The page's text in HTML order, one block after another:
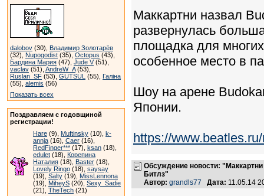
dalobov (30), Владимир Золотарёв
(32), Nupogodist (35), Octopus (43),
Бардина Мария (47), Jude V(51),
vaclav (51), AndreW_A(53),
Ruslan_SF (53), GUTSUL (55), Галіна
(55), alemis (56)
Показать всех
Поздравляем с годовщиной
регистрации!
Hare (9), Muftinsky (10), k-
annja (16), Caer (16),
RedFinger*** (17), ksan (18),
edulet (18), Корепина
Наталия (18), Baster (18),
Lovely Ringo (18), saysay
(19), Salty (19), MissLennona
(19), MiheyS (20), Sexy_Sadie
(21), TheTech (21)
Маккартни назвал
развернулась
площадка для
особенное место в
Шоу на арене
Японии.
https://
Обсуждение новости:
Битлз"
Автор: grandls77 Дата: 11.05.14